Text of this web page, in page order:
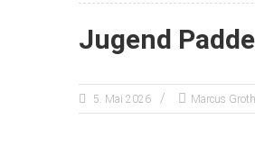
Jugend
5. Mai 2026 Marcus